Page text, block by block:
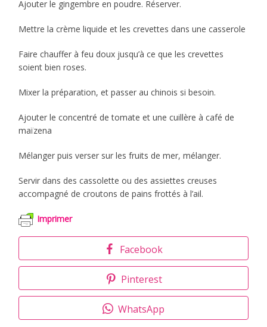
Ajouter le gingembre en poudre. Réserver.
Mettre la crème liquide et les crevettes dans une casserole
Faire chauffer à feu doux jusqu’à ce que les crevettes
soient bien roses.
Mixer la préparation, et passer au chinois si besoin.
Ajouter le concentré de tomate et une cuillère à café de
maïzena
Mélanger puis verser sur les fruits de mer, mélanger.
Servir dans des cassolette ou des assiettes creuses
accompagné de croutons de pains frottés à l’ail.
Imprimer
Facebook
Pinterest
WhatsApp